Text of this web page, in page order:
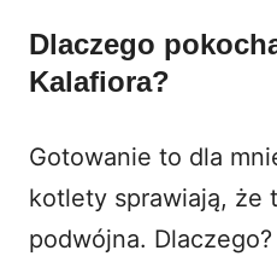
Dlaczego
Kalafiora?
Gotowanie to dla
kotlety sprawiają, że
podwójna.